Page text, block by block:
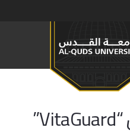
فريق العلوم الطبية المخبرية في جامعة القدس “VitaGuard”